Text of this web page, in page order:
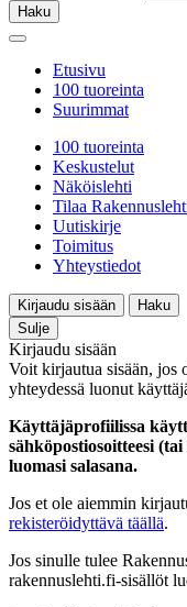
Haku
Etusivu
100 tuoreinta
Suurimmat
100 tuoreinta
Keskustelut
Näköislehti
Tilaa
Uutiskirje
Toimitus
Yhteystiedot
Kirjaudu sisään
Haku
Sulje
Kirjaudu sisään
Voit kirjautua sisään, jos
yhteydessä luonut
Käyttäjäprofiilissa
sähköpostiosoitteesi
luomasi salasana.
Jos et ole aiemmin
rekisteröidyttävä täällä.
Jos sinulle tulee
rakennuslehti.fi-sisällöt